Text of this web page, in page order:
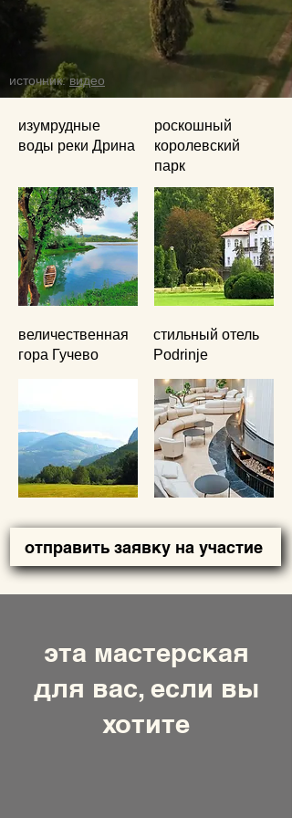
источник:видео
изумрудные
воды реки Дрина
роскошный
королевский
парк
величественная
гора Гучево
стильный отель
Podrinje
отправить заявку на участие
эта мастерская
для вас, если вы
хотите